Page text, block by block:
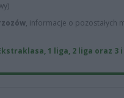
, informacje o pozostałych
1 liga, 2 liga oraz 3